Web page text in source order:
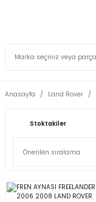
Anasayfa Land Rover
Stoktakiler